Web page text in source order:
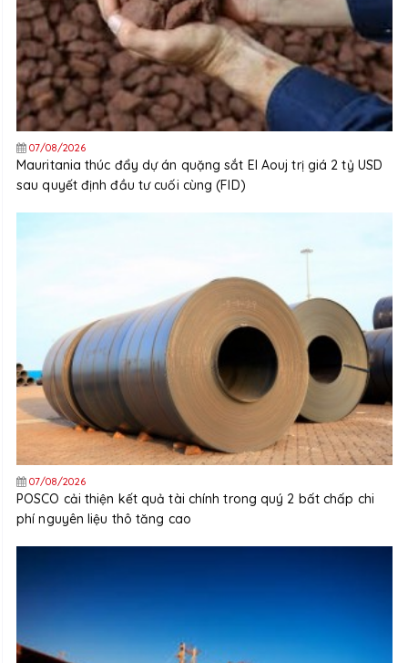
07/08/2026
Mauritania thúc đẩy dự án quặng sắt El Aouj trị giá 2 tỷ USD
sau quyết định đầu tư cuối cùng (FID)
07/08/2026
POSCO cải thiện kết quả tài chính trong quý 2 bất chấp chi
phí nguyên liệu thô tăng cao